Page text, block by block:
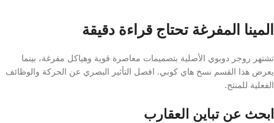
المينا المفرغة تحتاج قراءة دقيقة
تشتهر روجر دوبوي الأصلية بتصميمات معاصرة قوية وهياكل مفرغة، بينما
يعرض هذا القسم نسخ هاي كوبي. افصل التأثير البصري عن الحركة والوظائف
الفعلية للمنتج.
ابحث عن تباين العقارب